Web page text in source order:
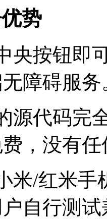
势
央按钮即
障碍服务
源代码完
，没有
米/红米
自行测